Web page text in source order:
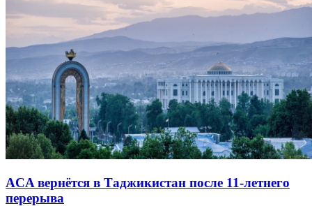
ACA вернётся в Таджикистан после 11-летнего
перерыва